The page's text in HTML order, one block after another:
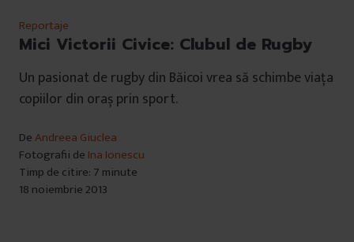
Reportaje
Mici Victorii Civice: Clubul de Rugby
Un pasionat de rugby din Băicoi vrea să schimbe viața
copiilor din oraș prin sport.
DeAndreea Giuclea
Fotografii de Ina Ionescu
Timp de citire: 7 minute
18 noiembrie 2013